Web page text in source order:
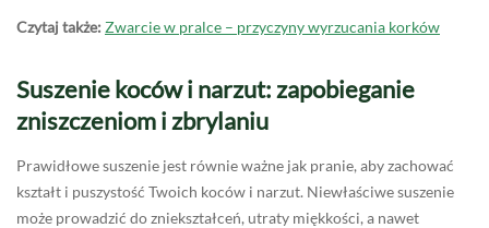
Czytaj także: Zwarcie w pralce – przyczyny wyrzucania korków
Suszenie koców i narzut: zapobieganie
zniszczeniom i zbrylaniu
Prawidłowe suszenie jest równie ważne jak pranie, aby zachować
kształt i puszystość Twoich koców i narzut. Niewłaściwe suszenie
może prowadzić do zniekształceń, utraty miękkości, a nawet